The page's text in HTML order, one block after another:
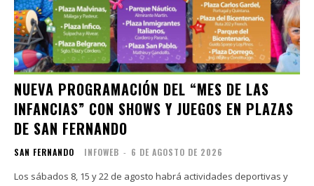
NUEVA PROGRAMACIÓN DEL “MES DE LAS
INFANCIAS” CON SHOWS Y JUEGOS EN PLAZAS
DE SAN FERNANDO
SAN FERNANDO INFOWEB - 6 DE AGOSTO DE 2026
Los sábados 8, 15 y 22 de agosto habrá actividades deportivas y